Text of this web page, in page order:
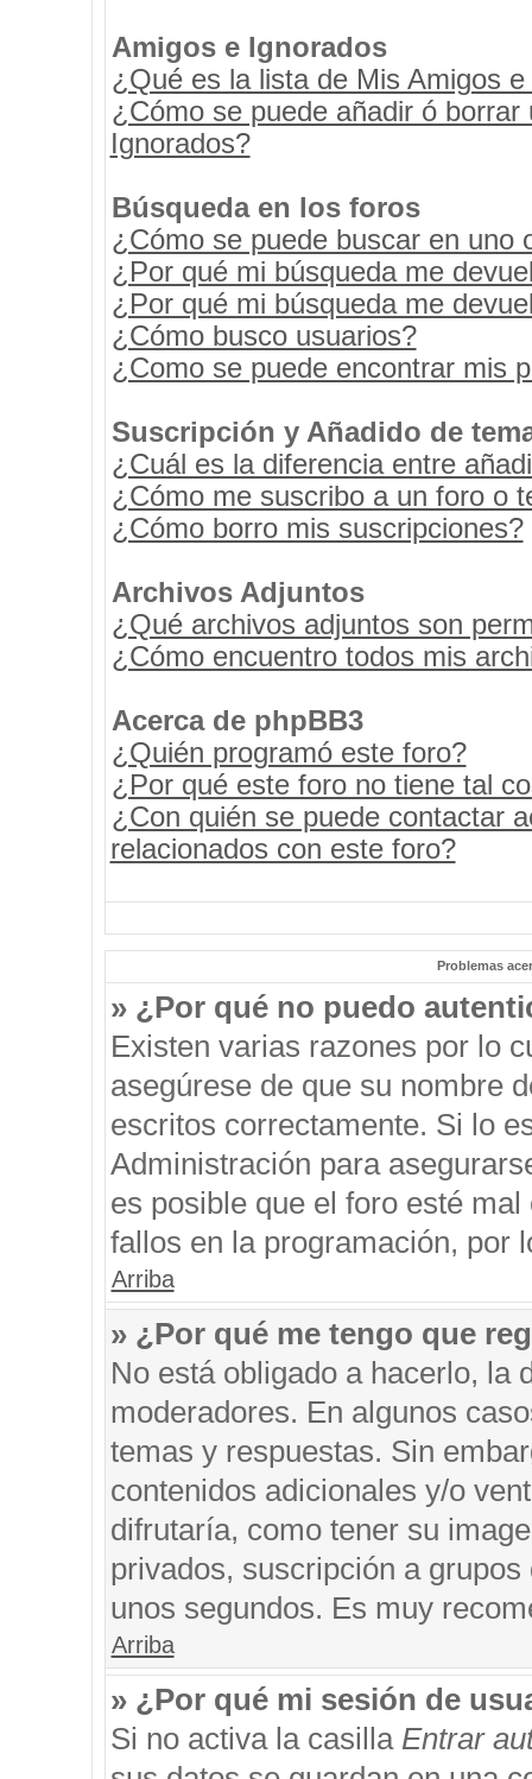
Amigos e Ignorados
¿Qué es la lista de Mis Amigos
¿Cómo se puede añadir ó
Ignorados?
Búsqueda en los foros
¿Cómo se puede buscar en uno
¿Por qué mi búsqueda me
¿Por qué mi búsqueda me
¿Cómo busco usuarios?
¿Como se puede encontrar mis
Suscripción y Añadido de
¿Cuál es la diferencia entre
¿Cómo me suscribo a un foro o
¿Cómo borro mis suscripciones?
Archivos Adjuntos
¿Qué archivos adjuntos son
¿Cómo encuentro todos mis
Acerca de phpBB3
¿Quién programó este foro?
¿Por qué este foro no tiene tal
¿Con quién se puede contactar
relacionados con este foro?
Problemas
» ¿Por qué no puedo
Existen varias razones por lo
asegúrese de que su nombre
escritos correctamente. Si lo
Administración para
es posible que el foro esté
fallos en la programación, por
Arriba
» ¿Por qué me tengo que
No está obligado a hacerlo, la
moderadores. En algunos
temas y respuestas. Sin
contenidos adicionales y/o
difrutaría, como tener su
privados, suscripción a
unos segundos. Es muy
Arriba
» ¿Por qué mi sesión de
Si no activa la casilla Entrar